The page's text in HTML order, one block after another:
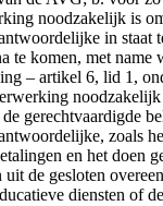
noodzakelijk is
in staat
te komen, met name
– artikel 6, lid 1,
gerechtvaardigde
zoals
en het doen
de gesloten
diensten of